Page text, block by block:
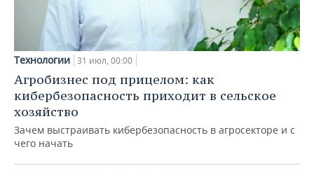
Технологии 31 июл, 00:00
Агробизнес под прицелом: как
кибербезопасность приходит в сельское
хозяйство
Зачем выстраивать кибербезопасность в агросекторе и с
чего начать